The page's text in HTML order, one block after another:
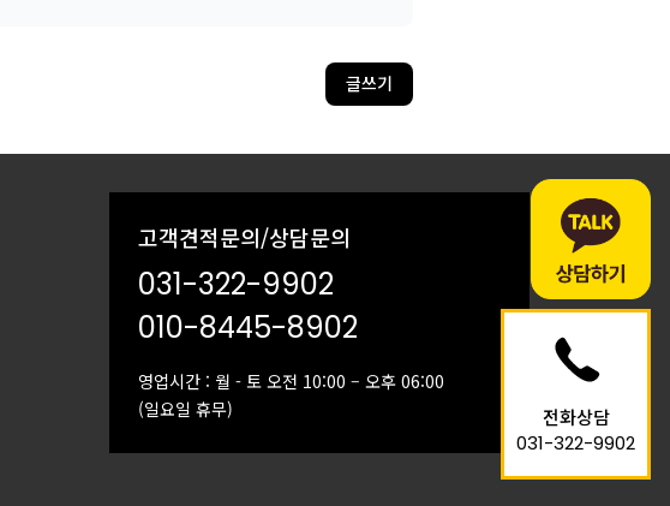
전화상담
031-322-9902
글쓰기
고객견적문의/상담문의
031-322-9902
010-8445-8902
영업시간 : 월 - 토 오전 10:00 – 오후 06:00
(일요일 휴무)